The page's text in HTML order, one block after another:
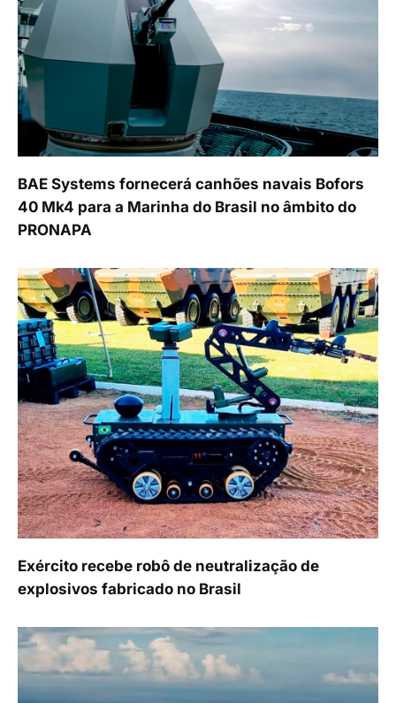
BAE Systems fornecerá canhões navais Bofors
40 Mk4 para a Marinha do Brasil no âmbito do
PRONAPA
Exército recebe robô de neutralização de
explosivos fabricado no Brasil